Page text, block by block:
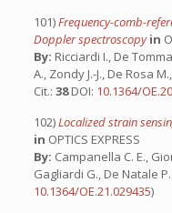
101)Frequency-comb-
Doppler spectroscopyin
By: Ricciardi I., De
A., Zondy J.-J., De Rosa
Cit.: 38DOI: 10.1364/
102)Localized strain
in OPTICS EXPRESS
By: Campanella C. E.,
Gagliardi G., De Natale P.
10.1364/OE.21.029435)